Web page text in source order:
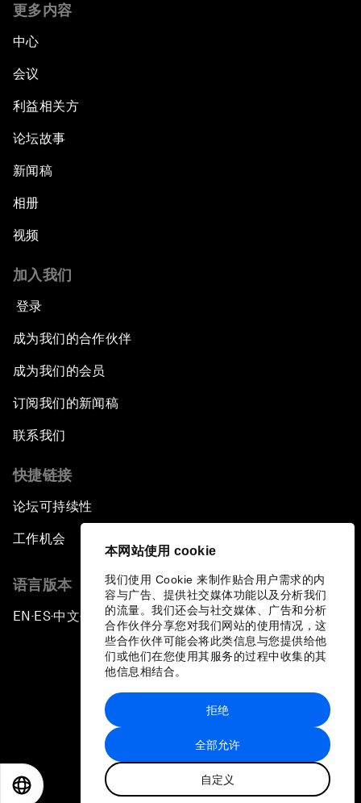
本网站使用 cookie
我们使用 Cookie 来制作贴合用户需求的内
容与广告、提供社交媒体功能以及分析我们
的流量。我们还会与社交媒体、广告和分析
合作伙伴分享您对我们网站的使用情况，这
些合作伙伴可能会将此类信息与您提供给他
们或他们在您使用其服务的过程中收集的其
他信息相结合。
全部允许
自定义
拒绝
更多内容
中心
会议
利益相关方
论坛故事
新闻稿
相册
视频
加入我们
登录
成为我们的合作伙伴
成为我们的会员
订阅我们的新闻稿
联系我们
快捷链接
论坛可持续性
工作机会
语言版本
EN ▪ES▪中文▪ 日本語
站点地图
世界经济论坛